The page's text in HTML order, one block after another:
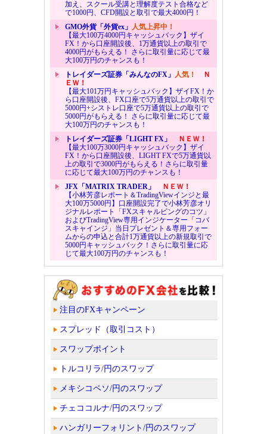
加え、スクール受講と理解度テスト合格など
で1000円、CFD開設と取引で最大4000円！
GMO外貨「外貨ex」 人気上昇中！
【最大100万4000円キャッシュバック】ザイ
FX！から口座開設後、1万通貨以上の取引で
4000円がもらえる！ さらに取引量に応じて最
大100万円のチャンスも！
トレイダーズ証券「みんなのFX」 人気！
Ｎ
ＥＷ！
【最大101万円キャッシュバック】ザイFX！か
ら口座開設後、FX口座で5万通貨以上の取引で
5000円+シストレ口座で5万通貨以上の取引で
5000円がもらえる！ さらに取引量に応じて最
大100万円のチャンスも！
トレイダーズ証券「LIGHT FX」
ＮＥＷ！
【最大100万3000円キャッシュバック】ザイ
FX！から口座開設後、LIGHT FXで5万通貨以
上の取引で3000円がもらえる！さらに取引量
に応じて最大100万円のチャンスも！
JFX「MATRIX TRADER」
ＮＥＷ！
【小林芳彦レポート＆TradingViewインジと最
大100万5000円】口座開設完了で小林芳彦オリ
ジナルレポート「FXスキャルピングのコツ」
およびTradingView専用インジケーター「コバ
スキャインジ」当日プレゼント＆専用フォー
ムからの申込と合計1万通貨以上の新規取引で
5000円キャッシュバック！さらに取引量に応
じて最大100万円のチャンスも！
注目のFXキャンペーン
スプレッド（取引コスト）
スワップポイント
トルコリラ/円のスワップ
メキシコペソ/円のスワップ
チェココルナ/円のスワップ
ハンガリーフォリント/円のスワップ